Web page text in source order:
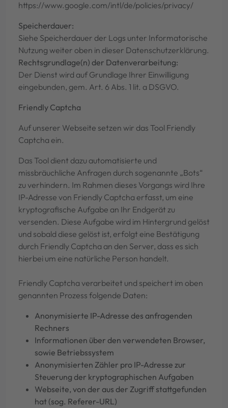
https://www.google.com/intl/de/policies/privacy/
Speicherdauer:
Siehe Speicherdauer der Logs unter Informatorische
Nutzung weiter oben in dieser Datenschutzerklärung.
Rechtsgrundlage(n) der Datenverarbeitung:
Der Dienst wird auf Grundlage Ihrer Einwilligung
eingebunden, gem. Art. 6 Abs. 1 lit. a DSGVO.
Friendly Captcha
Auf unserer Webseite setzen wir das Tool Friendly
Captcha ein.
Das Tool dient dazu automatisierte und
missbräuchliche Anfragen durch sogenannte „Bots“
zu verhindern. Im Rahmen dieses Vorgangs wird Ihre
IP-Adresse von Friendly Captcha erfasst, um eine
kryptografische Aufgabe an Ihr Endgerät zu
versenden. Diese Aufgabe wird im Hintergrund gelöst
und sobald diese gelöst ist, erfolgt eine Bestätigung
durch Friendly Captcha an den Server, dass es sich
hierbei um eine natürliche Person handelt.
Friendly Captcha verarbeitet und speichert im oben
genannten Prozess folgende Daten:
Anonymisierte IP-Adresse des anfragenden
Rechners
Informationen über den verwendeten Browser,
sowie Betriebssystem
Anonymisierten Zähler pro IP-Adresse zur
Steuerung der kryptographischen Aufgaben
Webseite, von der aus der Zugriff stattgefunden
hat (sog. Referer-URL)